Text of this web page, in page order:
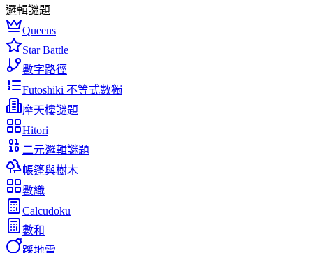
邏輯謎題
Queens
Star Battle
數字路徑
Futoshiki 不等式數獨
摩天樓謎題
Hitori
二元邏輯謎題
帳篷與樹木
數織
Calcudoku
數和
踩地雷